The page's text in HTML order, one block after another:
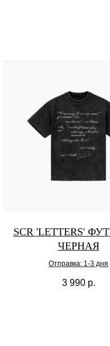
SCR 'LETTERS'
ЧЕРНАЯ
Отправка: 1-3 дня
3 990 р.